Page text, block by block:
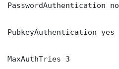
PasswordAuthentication no
PubkeyAuthentication yes
MaxAuthTries 3